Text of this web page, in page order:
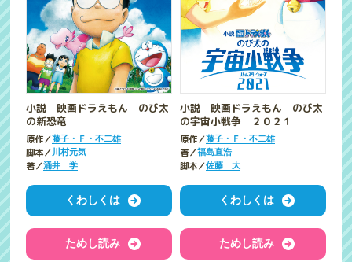
小説 映画ドラえもん のび太
の新恐竜
原作／藤子・Ｆ・不二雄
脚本／川村元気
著／涌井 学
くわしくは
ためし読み
小説 映画ドラえもん のび太
の宇宙小戦争 ２０２１
原作／藤子・Ｆ・不二雄
著／福島直浩
脚本／佐藤 大
くわしくは
ためし読み